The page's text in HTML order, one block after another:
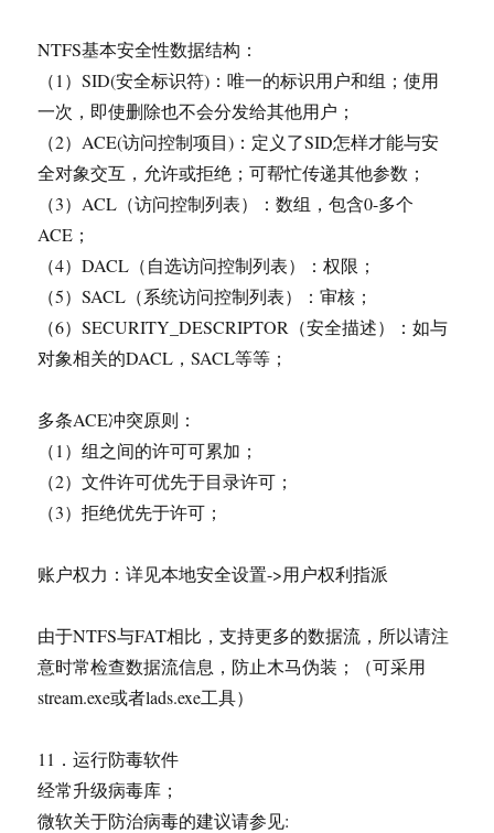
NTFS基本安全性数据结构：
（1）SID(安全标识符)：唯一的标识用户和组；使用
一次，即使删除也不会分发给其他用户；
（2）ACE(访问控制项目)：定义了SID怎样才能与安
全对象交互，允许或拒绝；可帮忙传递其他参数；
（3）ACL（访问控制列表）：数组，包含0-多个
ACE；
（4）DACL（自选访问控制列表）：权限；
（5）SACL（系统访问控制列表）：审核；
（6）SECURITY_DESCRIPTOR（安全描述）：如与
对象相关的DACL，SACL等等；
多条ACE冲突原则：
（1）组之间的许可可累加；
（2）文件许可优先于目录许可；
（3）拒绝优先于许可；
账户权力：详见本地安全设置->用户权利指派
由于NTFS与FAT相比，支持更多的数据流，所以请注
意时常检查数据流信息，防止木马伪装；（可采用
stream.exe或者lads.exe工具）
11．运行防毒软件
经常升级病毒库；
微软关于防治病毒的建议请参见: